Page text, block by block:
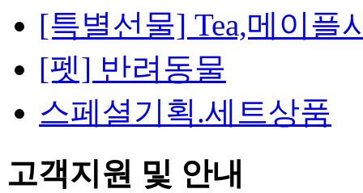
[특별선물] Tea,메이플
[펫] 반려동물
스페셜기획.세트상품
고객지원 및 안내